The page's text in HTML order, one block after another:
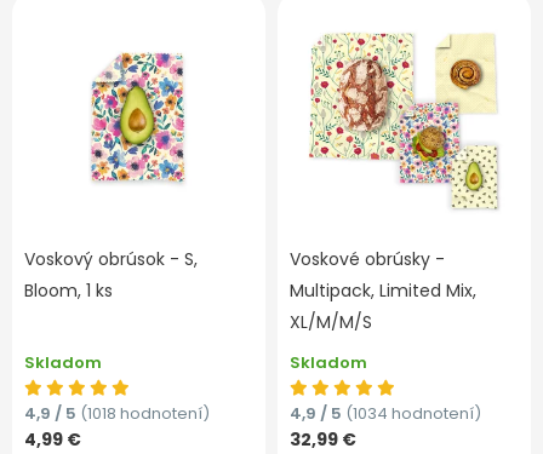
Voskový obrúsok - S,
Bloom, 1 ks
Skladom
4,9 / 5 (1018 hodnotení)
4,99 €
Voskové obrúsky -
Multipack, Limited Mix,
XL/M/M/S
Skladom
4,9 / 5 (1034 hodnotení)
32,99 €